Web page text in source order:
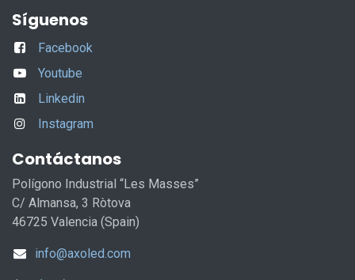
Síguenos
Facebook
Youtube
Linkedin
Instagram
Contáctanos
Polígono Industrial “Les Masses”
C/ Almansa, 3 Ròtova
46725 Valencia (Spain)
info@axoled.com